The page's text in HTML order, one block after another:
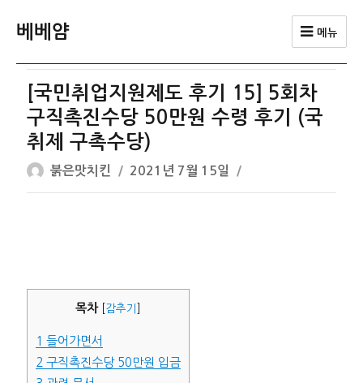
베베얌 메뉴
[국민취업지원제도 후기 15] 5회차
구직촉진수당 50만원 수령 후기 (국
취제 구촉수당)
글
쓴
붉은맛치킨
작
성
2021년 7월 15일
목차 감추기
1 들어가면서
2 구직촉진수당 50만원 입금